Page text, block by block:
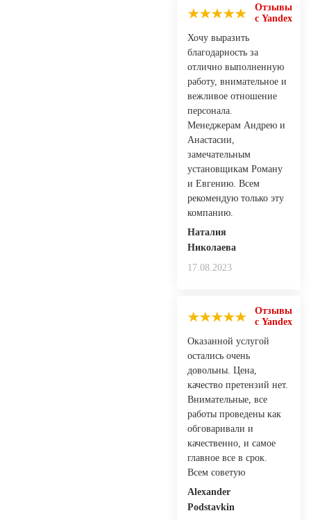
Отзывы
с Yandex
Хочу выразить
благодарность за
отлично выполненную
работу, внимательное и
вежливое отношение
персонала.
Менеджерам Андрею и
Анастасии,
замечательным
установщикам Роману
и Евгению. Всем
рекомендую только эту
компанию.
Наталия
Николаева
17.08.2023
Отзывы
с Yandex
Оказанной услугой
остались очень
довольны. Цена,
качество претензий нет.
Внимательные, все
работы проведены как
обговаривали и
качественно, и самое
главное все в срок.
Всем советую
Alexander
Podstavkin